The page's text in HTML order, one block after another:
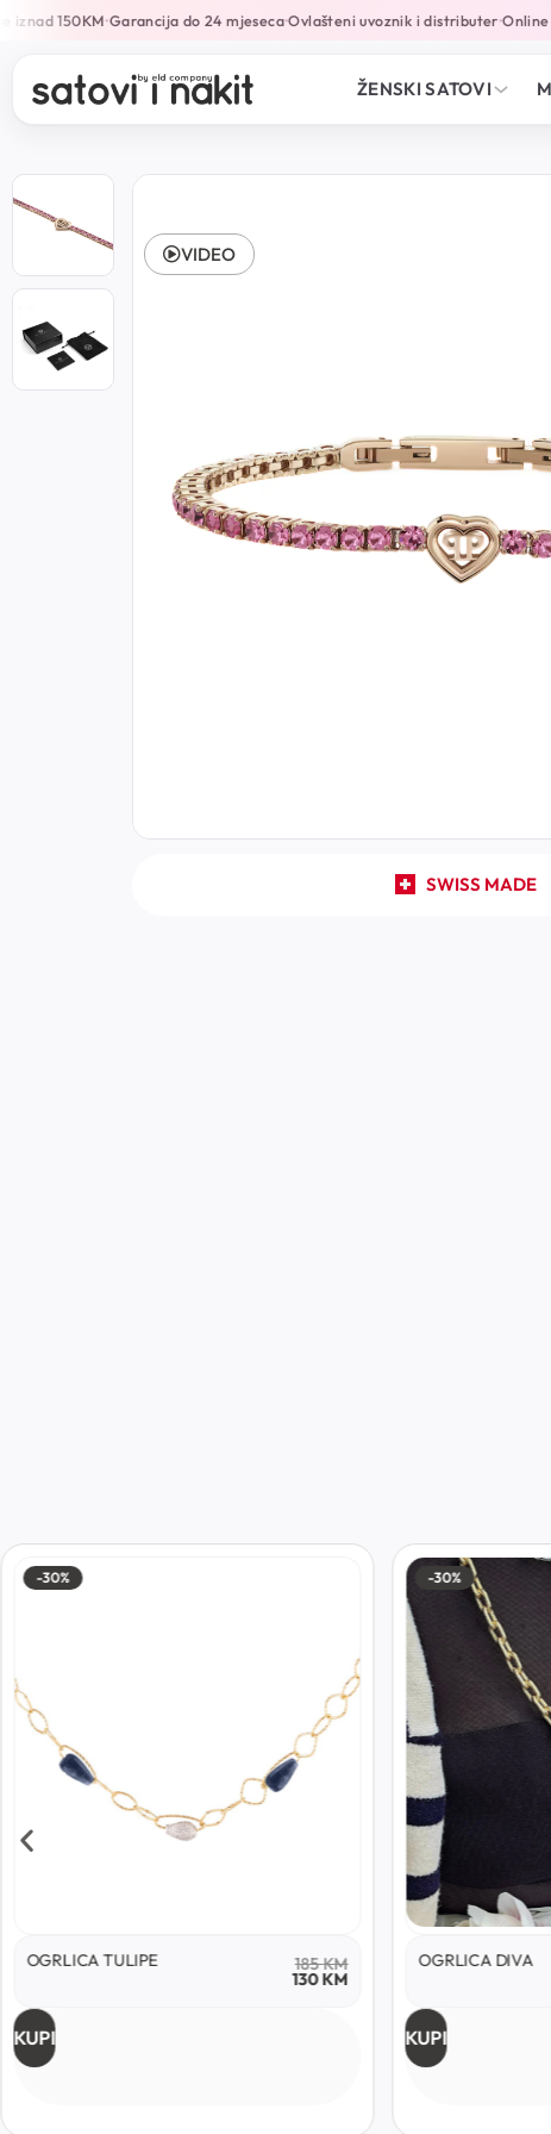
150KM•Garancija do 24 mjeseca•Ovlašteni uvoznik i distributer•Online
ŽENSKI SATOVI
SWISS MADE
VIDEO
-30%
OGRLICA TULIPE 185KM
130KM
KUPI
-30%
OGRLICA DIVA
KUPI